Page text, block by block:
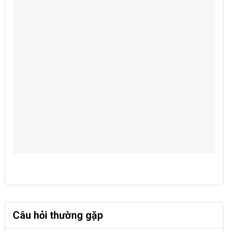
Câu hỏi thường gặp